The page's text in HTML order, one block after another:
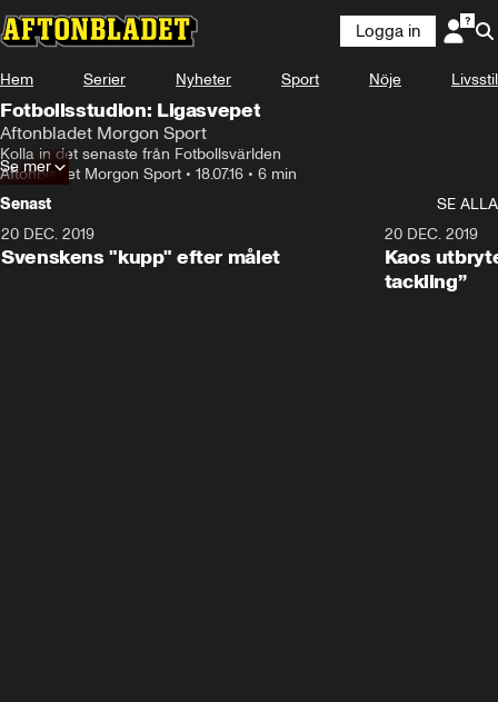
Logga in
Hem Serier Nyheter Sport Nöje Livsstil
Fotbollsstudion: Ligasvepet
Aftonbladet Morgon Sport
Kolla in det senaste från Fotbollsvärlden
Aftonbladet Morgon Sport • 18.07.16 • 6 min
Se mer
Senast
SE ALLA
20 DEC. 2019
Svenskens "kupp" efter målet
20 DEC. 2019
Kaos
tackling”